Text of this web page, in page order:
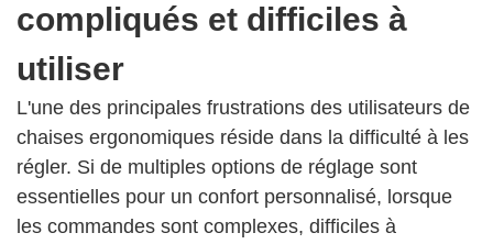
compliqués et difficiles à
utiliser
L'une des principales frustrations des utilisateurs de
chaises ergonomiques réside dans la difficulté à les
régler. Si de multiples options de réglage sont
essentielles pour un confort personnalisé, lorsque
les commandes sont complexes, difficiles à